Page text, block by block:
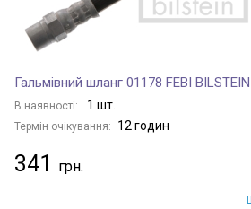
Гальмівний шланг 01178 FEBI BILSTEIN
В наявності: 1 шт.
Термін очікування: 12 годин
341